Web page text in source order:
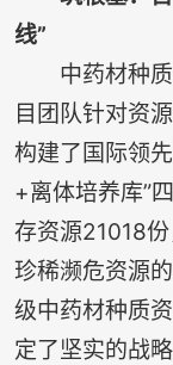
线”
中药材种质
目团队针对资
构建了国际领
+离体培养库”
存资源21018
珍稀濒危资源
级中药材种质
定了坚实的战